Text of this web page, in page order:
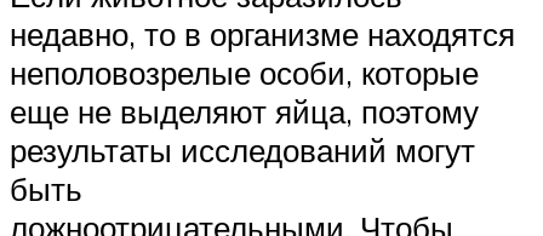
недавно, то в организме находятся
неполовозрелые особи, которые
еще не выделяют яйца, поэтому
результаты исследований могут
быть
ложноотрицательными. Чтобы